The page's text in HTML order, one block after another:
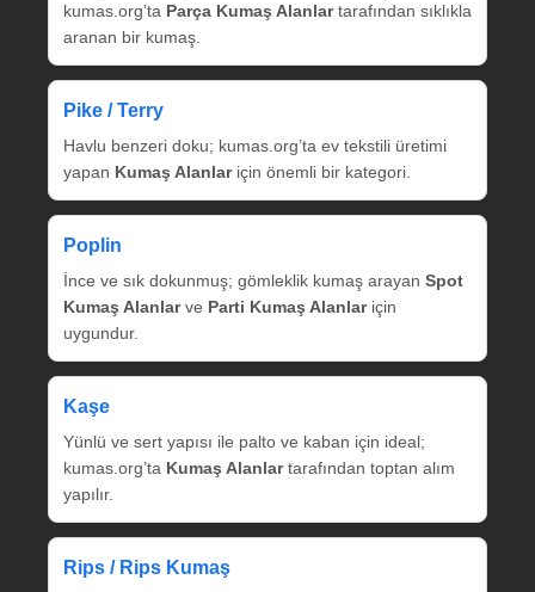
kumas.org’ta Parça Kumaş Alanlartarafından sıklıkla
aranan bir kumaş.
Pike / Terry
Havlu benzeri doku; kumas.org’ta ev tekstili üretimi
yapan Kumaş Alanlariçin önemli bir kategori.
Poplin
İnce ve sık dokunmuş; gömleklik kumaş arayan Spot
Kumaş Alanlarve Parti Kumaş Alanlariçin
uygundur.
Kaşe
Yünlü ve sert yapısı ile palto ve kaban için ideal;
kumas.org’ta Kumaş Alanlartarafından toptan alım
yapılır.
Rips / Rips Kumaş